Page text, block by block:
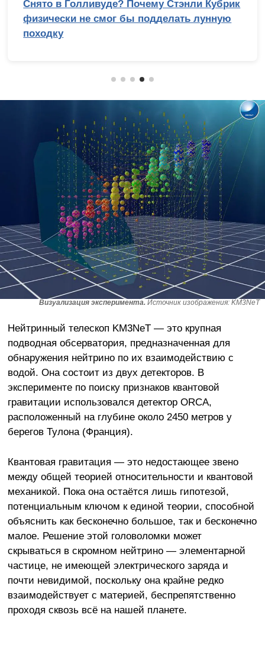
Снято в Голливуде? Почему Стэнли Кубрик
физически не смог бы подделать лунную
походку
Визуализация эксперимента. Источник изображения: KM3NeT
Нейтринный телескоп KM3NeT — это крупная
подводная обсерватория, предназначенная для
обнаружения нейтрино по их взаимодействию с
водой. Она состоит из двух детекторов. В
эксперименте по поиску признаков квантовой
гравитации использовался детектор ORCA,
расположенный на глубине около 2450 метров у
берегов Тулона (Франция).
Квантовая гравитация — это недостающее звено
между общей теорией относительности и квантовой
механикой. Пока она остаётся лишь гипотезой,
потенциальным ключом к единой теории, способной
объяснить как бесконечно большое, так и бесконечно
малое. Решение этой головоломки может
скрываться в скромном нейтрино — элементарной
частице, не имеющей электрического заряда и
почти невидимой, поскольку она крайне редко
взаимодействует с материей, беспрепятственно
проходя сквозь всё на нашей планете.